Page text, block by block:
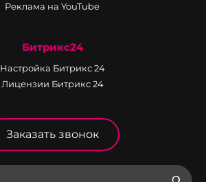
Реклама на YouTube
Битрикс24
Настройка Битрикс 24
Лицензии Битрикс 24
Заказать звонок